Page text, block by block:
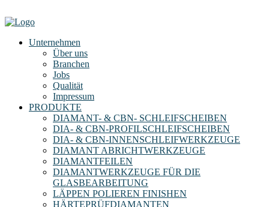
Unternehmen
Über uns
Branchen
Jobs
Qualität
Impressum
PRODUKTE
DIAMANT- & CBN- SCHLEIFSCHEIBEN
DIA- & CBN-PROFILSCHLEIFSCHEIBEN
DIA- & CBN-INNENSCHLEIFWERKZEUGE
DIAMANT ABRICHTWERKZEUGE
DIAMANTFEILEN
DIAMANTWERKZEUGE FÜR DIE
GLASBEARBEITUNG
LÄPPEN POLIEREN FINISHEN
HÄRTEPRÜFDIAMANTEN